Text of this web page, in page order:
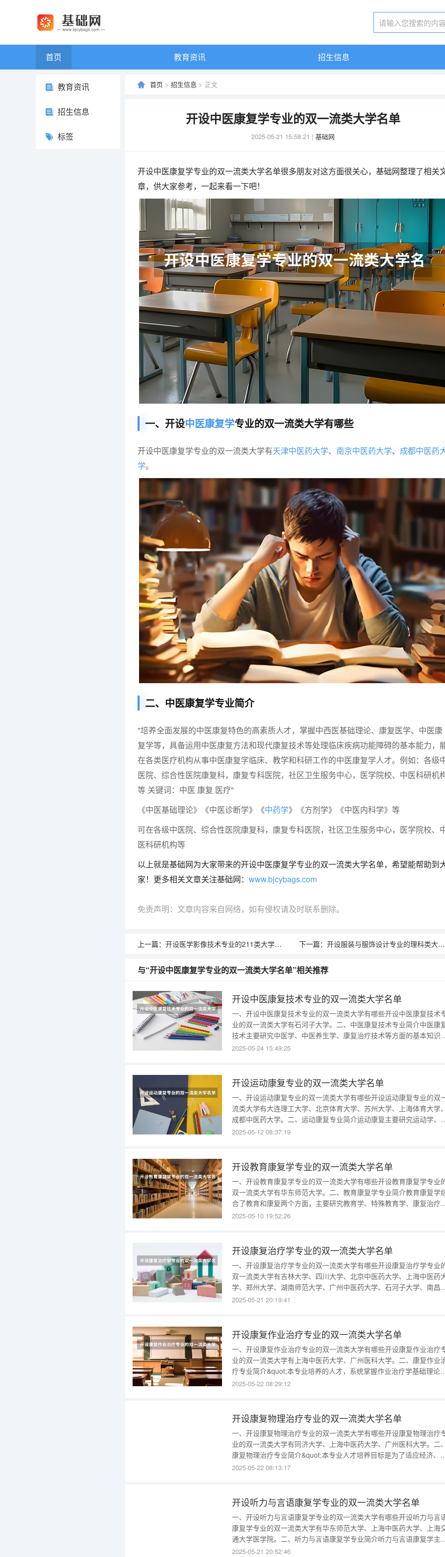
首页 教育资讯 招生信息
教育资讯
招生信息
标签
首页 > 招生信息 > 正文
开设中医康复学专业的双一流类大学名单
2025-05-21 15:58:21 | 基础网
开设中医康复学专业的双一流类大学名单很多朋友对这方面很关心，基础网整理了相关
章，供大家参考，一起来看一下吧！
一、开设中医康复学专业的双一流类大学有哪些
开设中医康复学专业的双一流类大学有天津中医药大学、 南京中医药大学、 成都中医药
学。
二、中医康复学专业简介
"培养全面发展的中医康复特色的高素质人才，掌握中西医基础理论、康复医学、中医康
复学等，具备运用中医康复方法和现代康复技术等处理临床疾病功能障碍的基本能力，
在各类医疗机构从事中医康复学临床、教学和科研工作的中医康复学人才。例如：各级
医院、综合性医院康复科，康复专科医院，社区卫生服务中心，医学院校、中医科研机
等 关键词：中医 康复 医疗"
《中医基础理论》《中医诊断学》《中药学》《方剂学》《中医内科学》等
可在各级中医院、综合性医院康复科，康复专科医院，社区卫生服务中心，医学院校、
医科研机构等
以上就是基础网为大家带来的开设中医康复学专业的双一流类大学名单，希望能帮助到
家！更多相关文章关注基础网： www.bjcybags.com
免责声明：文章内容来自网络，如有侵权请及时联系删除。
上一篇： 开设医学影像技术专业的211类大学名单 下一篇： 开设服装与服饰设计专业的理科类大学名单
与“开设中医康复学专业的双一流类大学名单”相关推荐
开设中医康复技术专业的双一流类大学名单
一、开设中医康复技术专业的双一流类大学有哪些开设中医康复技术
业的双一流类大学有石河子大学。二、中医康复技术专业简介中医康
技术主要研究中医学、中医养生学、康复治疗技术等方面的基本知识
技能，进行常见疾病的康复治疗以及中医的养生保健等。例如：运用针
词：中医针灸推拿拔罐
2025-05-24 15:49:25
开设运动康复专业的双一流类大学名单
一、开设运动康复专业的双一流类大学有哪些开设运动康复专业的双
流类大学有大连理工大学、北京体育大学、苏州大学、上海体育大学、
成都中医药大学。二、运动康复专业简介运动康复主要研究运动学、
复学、医学等方面的基本知识和技能，掌握体育运动与人体机体的相互
运动员康复理疗医学《运
2025-05-12 08:37:19
开设教育康复学专业的双一流类大学名单
一、开设教育康复学专业的双一流类大学有哪些开设教育康复学专业
双一流类大学有华东师范大学。二、教育康复学专业简介教育康复学
合了教育和康复两个方面，主要研究教育学、特殊教育学、康复治疗
学、心理学等方面的基本知识和技能，在特殊教育学校、社会康复机构
时接受教育教学。 关键词
2025-05-10 19:52:26
开设康复治疗学专业的双一流类大学名单
一、开设康复治疗学专业的双一流类大学有哪些开设康复治疗学专业
双一流类大学有吉林大学、四川大学、北京中医药大学、上海中医药
学、郑州大学、湖南师范大学、广州中医药大学、石河子大学、南昌
学、天津医科大学、天津中医药大学、上海体育大学、南京医科大学、
防与评价等方面的基本知识
2025-05-21 20:19:41
开设康复作业治疗专业的双一流类大学名单
一、开设康复作业治疗专业的双一流类大学有哪些开设康复作业治疗
业的双一流类大学有上海中医药大学、广州医科大学。二、康复作业
疗专业简介&quot;本专业培养的人才，系统掌握作业治疗学基础理论
医学基本知识及相关自然科学知识，具备对常见疾病和残疾的康复治
学研究能力。例如：具
2025-05-22 08:29:12
开设康复物理治疗专业的双一流类大学名单
一、开设康复物理治疗专业的双一流类大学有哪些开设康复物理治疗
业的双一流类大学有同济大学、上海中医药大学、广州医科大学。二、
康复物理治疗专业简介&quot;本专业人才培养目标是为了适应经济、
会、文化和科技发展的需要，使培养的人才系统掌握物理治疗学基础理
道德。例如：伦理、
2025-05-22 08:13:17
开设听力与言语康复学专业的双一流类大学名单
一、开设听力与言语康复学专业的双一流类大学有哪些开设听力与言
康复学专业的双一流类大学有华东师范大学、上海中医药大学、上海
通大学医学院。二、听力与言语康复学专业简介听力与言语康复学主
研究临床听力诊断、听力康复、言语康复学等方面的基本知识和技能，
2025-05-21 20:52:46